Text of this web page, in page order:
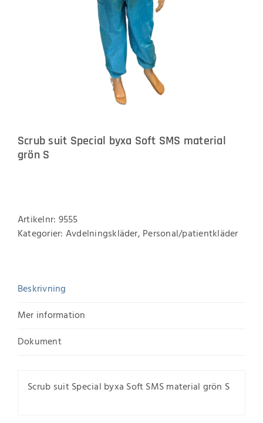
Scrub suit Special byxa Soft SMS material
grön S
Artikelnr: 9555
Kategorier: Avdelningskläder, Personal/patientkläder
Beskrivning
Mer information
Dokument
Scrub suit Special byxa Soft SMS material grön S